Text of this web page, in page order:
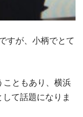
すが、小柄でとて
こともあり、横浜
て話題になりま